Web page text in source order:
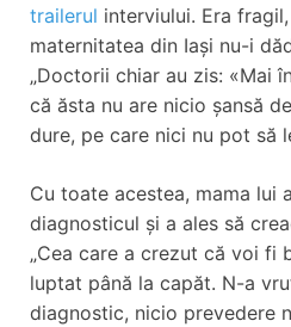
trailerul interviului. Era
maternitatea din Iași nu-i
„Doctorii chiar au zis: «Mai
că ăsta nu are nicio șansă
dure, pe care nici nu pot să
Cu toate acestea, mama lui
diagnosticul și a ales să
„Cea care a crezut că voi fi
luptat până la capăt. N-a
diagnostic, nicio prevedere